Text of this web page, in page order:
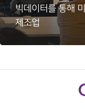
빅데이터를 통해
제조업